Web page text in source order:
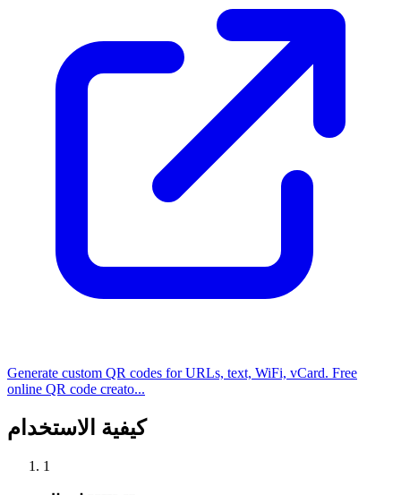
Generate custom QR codes for URLs, text, WiFi, vCard. Free
online QR code creato...
كيفية الاستخدام
1